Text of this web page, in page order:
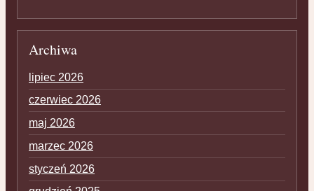
Archiwa
lipiec 2026
czerwiec 2026
maj 2026
marzec 2026
styczeń 2026